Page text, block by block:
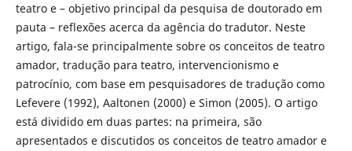
teatro e – objetivo principal da pesquisa de doutorado em
pauta – reflexões acerca da agência do tradutor. Neste
artigo, fala-se principalmente sobre os conceitos de teatro
amador, tradução para teatro, intervencionismo e
patrocínio, com base em pesquisadores de tradução como
Lefevere (1992), Aaltonen (2000) e Simon (2005). O artigo
está dividido em duas partes: na primeira, são
apresentados e discutidos os conceitos de teatro amador e